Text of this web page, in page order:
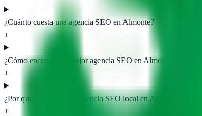
¿Cuánto cuesta una agencia SEO en Almonte?
+
¿Cómo encontrar la mejor agencia SEO en Almonte?
+
¿Por qué contratar una agencia SEO local en Almonte?
+